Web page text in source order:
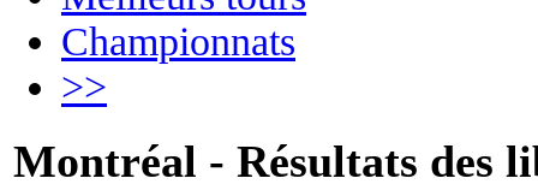
Championnats
>>
Montréal - Résultats des